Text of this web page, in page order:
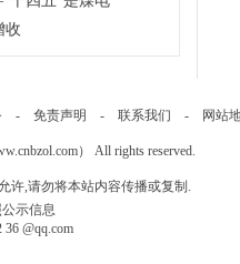
收
- 免责声明 - 联系我们 - 网站
） All rights reserved.
许,请勿将本站内容传播或复制.
示信息
36 @qq.com